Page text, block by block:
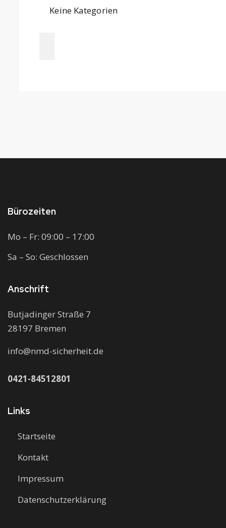
Keine Kategorien
Bürozeiten
Mo – Fr: 09:00 – 17:00
Sa – So: Geschlossen
Anschrift
Butjadinger Straße 7
28197 Bremen
info@nmd-sicherheit.de
0421-84512801
Links
Startseite
Kontakt
Impressum
Datenschutzerklärung